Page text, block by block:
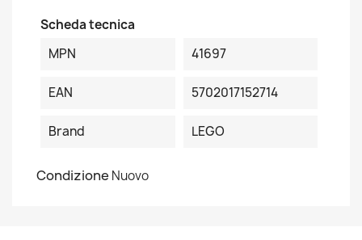
Scheda tecnica
MPN
41697
EAN 5702017152714
Brand LEGO
Condizione Nuovo